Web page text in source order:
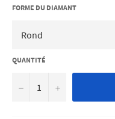
FORME DU DIAMANT
QUANTITÉ
− +